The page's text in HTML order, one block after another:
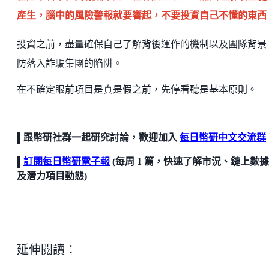
產生，腦中的風險警報就要響起，不要投資自己不懂的東西
投資之前，盡量確保自己了解背後運作的機制以及團隊背景
防落入詐騙集團的陷阱。
在不確定眼前項目是真是假之前，先停看聽是基本原則。
▌跟幣研社群一起研究討論，歡迎加入 每日幣研中文交流群
訂閱每日幣研電子報 (每周 1 篇，快速了解市況、鏈上數
及潛力項目動態)
延伸閱讀：